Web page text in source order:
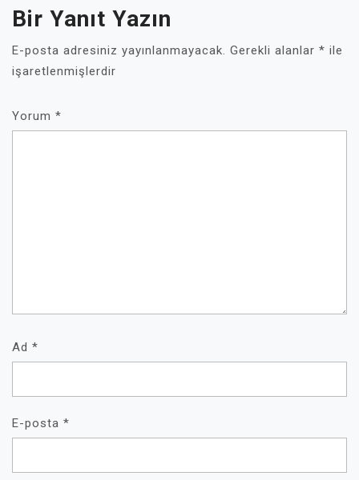
Bir Yanıt Yazın
E-posta adresiniz yayınlanmayacak. Gerekli alanlar * ile
işaretlenmişlerdir
Yorum *
Ad *
E-posta *